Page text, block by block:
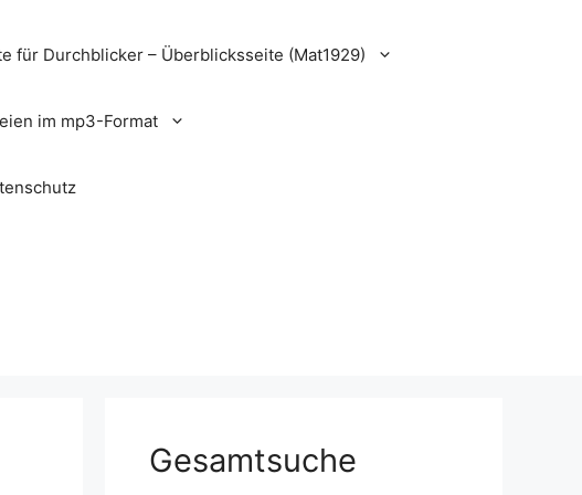
für Durchblicker – Überblicksseite (Mat1929)
im mp3-Format
Gesamtsuche